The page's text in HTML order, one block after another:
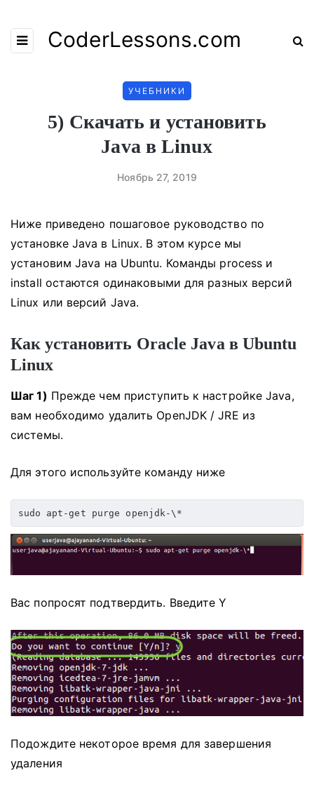
CoderLessons.com
УЧЕБНИКИ
5) Скачать и установить
Java в Linux
Ноябрь 27, 2019
Ниже приведено пошаговое руководство по
установке Java в Linux. В этом курсе мы
установим Java на Ubuntu. Команды process и
install остаются одинаковыми для разных версий
Linux или версий Java.
Как установить Oracle Java в Ubuntu
Linux
Шаг 1) Прежде чем приступить к настройке Java,
вам необходимо удалить OpenJDK / JRE из
системы.
Для этого используйте команду ниже
sudo apt-get purge openjdk-\*
Вас попросят подтвердить. Введите Y
Подождите некоторое время для завершения
удаления